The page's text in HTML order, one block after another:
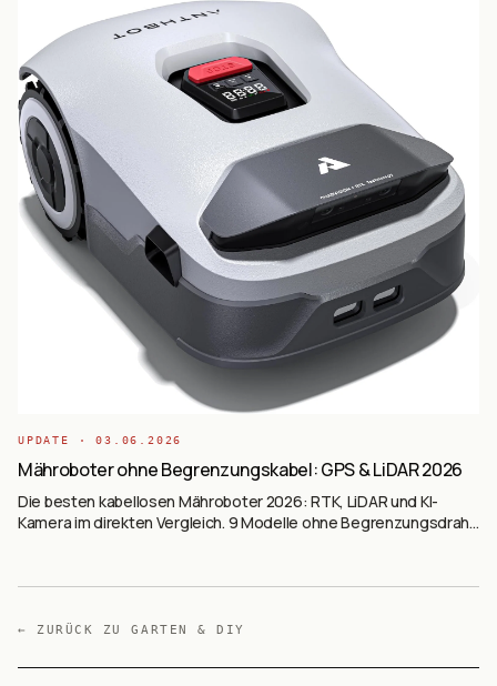
UPDATE ·03.06.2026
Mähroboter ohne Begrenzungskabel: GPS & LiDAR 2026
Die besten kabellosen Mähroboter 2026: RTK, LiDAR und KI-
Kamera im direkten Vergleich. 9 Modelle ohne Begrenzungsdraht
← ZURÜCK ZUGARTEN & DIY